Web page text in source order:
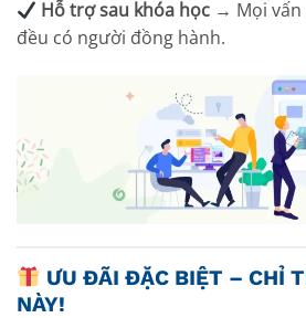
Hỗ trợ sau khóa học → Mọi vấn
đều có người đồng hành.
ƯU ĐÃI ĐẶC BIỆT – CHỈ
NÀY!